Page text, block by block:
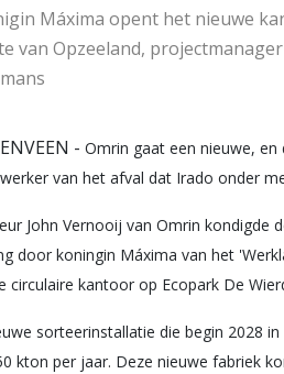
Máxima opent het nieuwe
van Opzeeland,
- Omrin gaat een nieuwe,
van het afval dat Irado onder
John Vernooij van Omrin kondigde
door koningin Máxima van het
circulaire kantoor op Ecopark De
sorteerinstallatie die begin 2028
kton per jaar. Deze nieuwe fabriek